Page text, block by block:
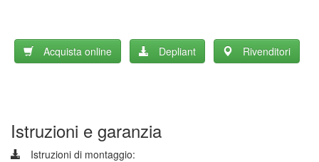
Acquista online Depliant Rivenditori
Istruzioni e garanzia
Istruzioni di montaggio: